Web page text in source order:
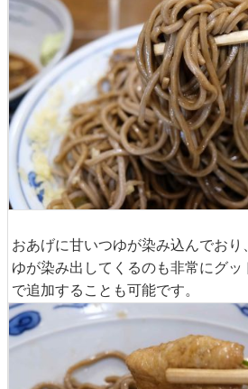
おあげに甘いつゆが染み込んでお
ゆが染み出してくるのも非常にグ
で追加することも可能です。